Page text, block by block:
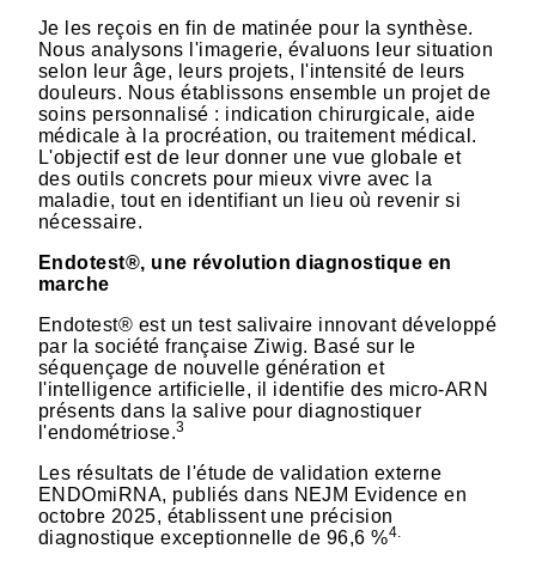
Je les reçois en fin de matinée pour la synthèse.
Nous analysons l'imagerie, évaluons leur situation
selon leur âge, leurs projets, l'intensité de leurs
douleurs. Nous établissons ensemble un projet de
soins personnalisé : indication chirurgicale, aide
médicale à la procréation, ou traitement médical.
L'objectif est de leur donner une vue globale et
des outils concrets pour mieux vivre avec la
maladie, tout en identifiant un lieu où revenir si
nécessaire.
Endotest®, une révolution diagnostique en
marche
Endotest® est un test salivaire innovant développé
par la société française Ziwig. Basé sur le
séquençage de nouvelle génération et
l'intelligence artificielle, il identifie des micro-ARN
présents dans la salive pour diagnostiquer
l'endométriose.3
Les résultats de l'étude de validation externe
ENDOmiRNA, publiés dans NEJM Evidence en
octobre 2025, établissent une précision
diagnostique exceptionnelle de 96,6 %4.